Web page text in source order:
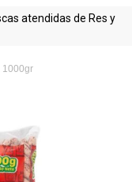
atendidas de Res y
1000gr